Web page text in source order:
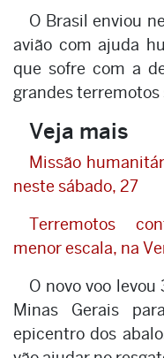
O Brasil enviou
avião com ajuda
que sofre com a
grandes terremotos
Veja mais
Missão
neste sábado, 27
Terremotos
menor escala, na
O novo voo
Minas Gerais
epicentro dos